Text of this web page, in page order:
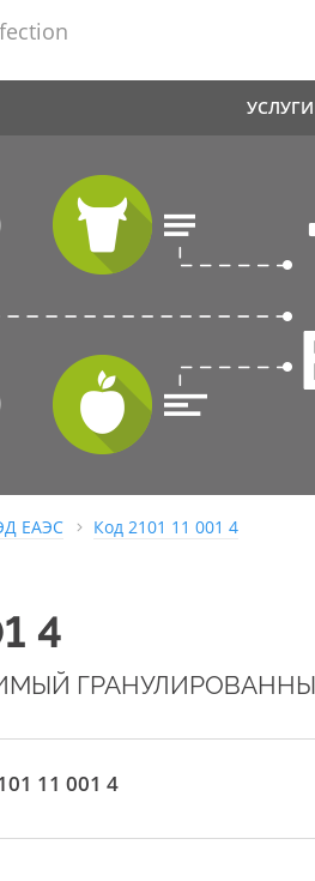
УСЛУГИ
ЕАЭС Код 2101 11 001 4
4
11 001 4